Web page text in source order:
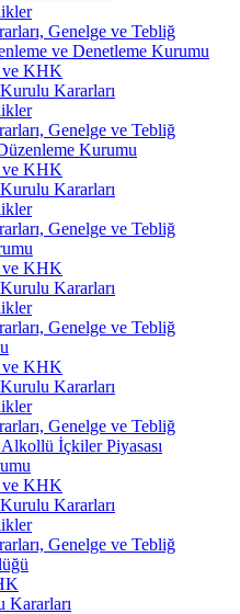
Genelge ve Tebliğ
ve Denetleme Kurumu
ve KHK
Kararları
Genelge ve Tebliğ
Kurumu
ve KHK
Kararları
Genelge ve Tebliğ
ve KHK
Kararları
Genelge ve Tebliğ
ve KHK
Kararları
Genelge ve Tebliğ
İçkiler Piyasası
ve KHK
Kararları
Genelge ve Tebliğ
Kararları